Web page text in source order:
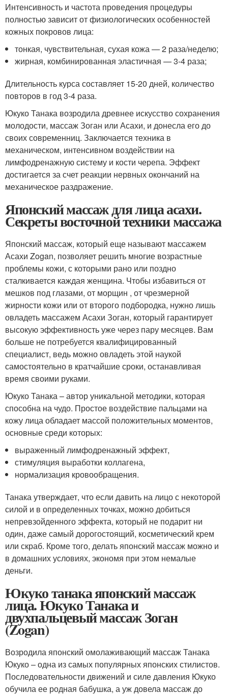
Интенсивность и частота проведения процедуры
полностью зависит от физиологических особенностей
кожных покровов лица:
тонкая, чувствительная, сухая кожа — 2 раза/неделю;
жирная, комбинированная эластичная — 3-4 раза;
Длительность курса составляет 15-20 дней, количество
повторов в год 3-4 раза.
Юкуко Танака возродила древнее искусство сохранения
молодости, массаж Зоган или Асахи, и донесла его до
своих современниц. Заключается техника в
механическом, интенсивном воздействии на
лимфодренажную систему и кости черепа. Эффект
достигается за счет реакции нервных окончаний на
механическое раздражение.
Японский массаж для лица асахи.
Секреты восточной техники массажа
Японский массаж, который еще называют массажем
Асахи Zogan, позволяет решить многие возрастные
проблемы кожи, с которыми рано или поздно
сталкивается каждая женщина. Чтобы избавиться от
мешков под глазами, от морщин , от чрезмерной
жирности кожи или от второго подбородка, нужно лишь
овладеть массажем Асахи Зоган, который гарантирует
высокую эффективность уже через пару месяцев. Вам
больше не потребуется квалифицированный
специалист, ведь можно овладеть этой наукой
самостоятельно в кратчайшие сроки, останавливая
время своими руками.
Юкуко Танака – автор уникальной методики, которая
способна на чудо. Простое воздействие пальцами на
кожу лица обладает массой положительных моментов,
основные среди которых:
выраженный лимфодренажный эффект,
стимуляция выработки коллагена,
нормализация кровообращения.
Танака утверждает, что если давить на лицо с некоторой
силой и в определенных точках, можно добиться
непревзойденного эффекта, который не подарит ни
один, даже самый дорогостоящий, косметический крем
или скраб. Кроме того, делать японский массаж можно и
в домашних условиях, экономя при этом немалые
деньги.
Юкуко танака японский массаж
лица. Юкуко Танака и
двухпальцевый массаж Зоган
(Zogan)
Возродила японский омолаживающий массаж Танака
Юкуко – одна из самых популярных японских стилистов.
Последовательности движений и силе давления Юкуко
обучила ее родная бабушка, а уж довела массаж до